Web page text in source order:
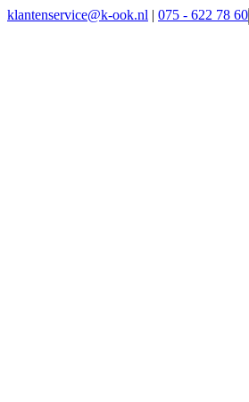
klantenservice@k-ook.nl | 075 - 622 78 60